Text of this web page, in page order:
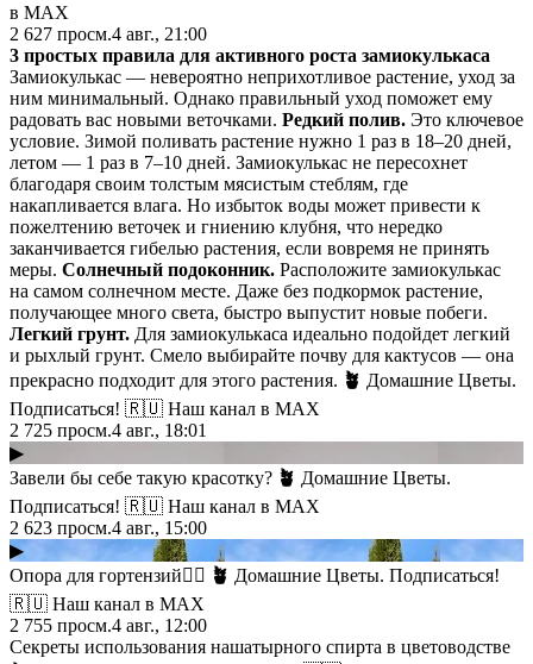
в МАХ
2 627 просм.4 авг., 21:00
3 простых правила для активного роста замиокулькаса
Замиокулькас — невероятно неприхотливое растение, уход за
ним минимальный. Однако правильный уход поможет ему
радовать вас новыми веточками. Редкий полив. Это ключевое
условие. Зимой поливать растение нужно 1 раз в 18–20 дней,
летом — 1 раз в 7–10 дней. Замиокулькас не пересохнет
благодаря своим толстым мясистым стеблям, где
накапливается влага. Но избыток воды может привести к
пожелтению веточек и гниению клубня, что нередко
заканчивается гибелью растения, если вовремя не принять
меры. Солнечный подоконник. Расположите замиокулькас
на самом солнечном месте. Даже без подкормок растение,
получающее много света, быстро выпустит новые побеги.
Легкий грунт. Для замиокулькаса идеально подойдет легкий
и рыхлый грунт. Смело выбирайте почву для кактусов — она
прекрасно подходит для этого растения. 🪴 Домашние Цветы.
Подписаться! 🇷🇺 Наш канал в МАХ
2 725 просм.4 авг., 18:01
▶
Завели бы себе такую красотку? 🪴 Домашние Цветы.
Подписаться! 🇷🇺 Наш канал в МАХ
2 623 просм.4 авг., 15:00
▶
Опора для гортензий👍🏻 🪴 Домашние Цветы. Подписаться!
🇷🇺 Наш канал в МАХ
2 755 просм.4 авг., 12:00
Секреты использования нашатырного спирта в цветоводстве